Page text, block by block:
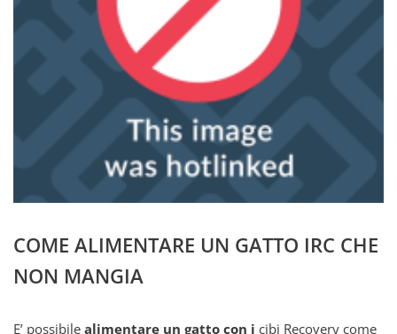
COME ALIMENTARE UN GATTO IRC CHE
NON MANGIA
E’ possibile alimentare un gatto con i cibi Recovery come